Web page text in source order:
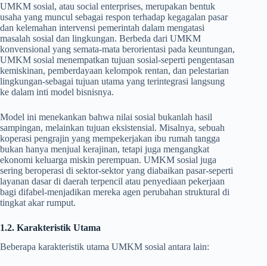
UMKM sosial, atau social enterprises, merupakan bentuk
usaha yang muncul sebagai respon terhadap kegagalan pasar
dan kelemahan intervensi pemerintah dalam mengatasi
masalah sosial dan lingkungan. Berbeda dari UMKM
konvensional yang semata-mata berorientasi pada keuntungan,
UMKM sosial menempatkan tujuan sosial-seperti pengentasan
kemiskinan, pemberdayaan kelompok rentan, dan pelestarian
lingkungan-sebagai tujuan utama yang terintegrasi langsung
ke dalam inti model bisnisnya.
Model ini menekankan bahwa nilai sosial bukanlah hasil
sampingan, melainkan tujuan eksistensial. Misalnya, sebuah
koperasi pengrajin yang mempekerjakan ibu rumah tangga
bukan hanya menjual kerajinan, tetapi juga mengangkat
ekonomi keluarga miskin perempuan. UMKM sosial juga
sering beroperasi di sektor-sektor yang diabaikan pasar-seperti
layanan dasar di daerah terpencil atau penyediaan pekerjaan
bagi difabel-menjadikan mereka agen perubahan struktural di
tingkat akar rumput.
1.2. Karakteristik Utama
Beberapa karakteristik utama UMKM sosial antara lain: